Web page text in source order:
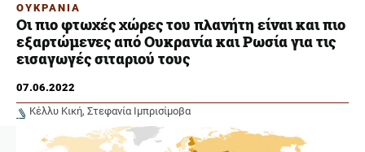
ΟΥΚΡΑΝΙΑ
Οι πιο φτωχές χώρες του πλανήτη είναι και πιο
εξαρτώμενες από Ουκρανία και Ρωσία για τις
εισαγωγές σιταριού τους
07.06.2022
Κέλλυ Κική Στεφανία Ιμπρισίμοβα